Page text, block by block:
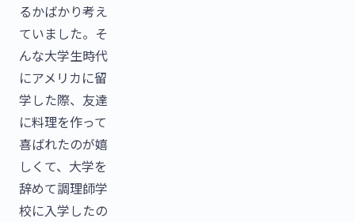
るかばかり考え
ていました。そ
んな大学生時代
にアメリカに留
学した際、友達
に料理を作って
喜ばれたのが嬉
しくて、大学を
辞めて調理師学
校に入学したの